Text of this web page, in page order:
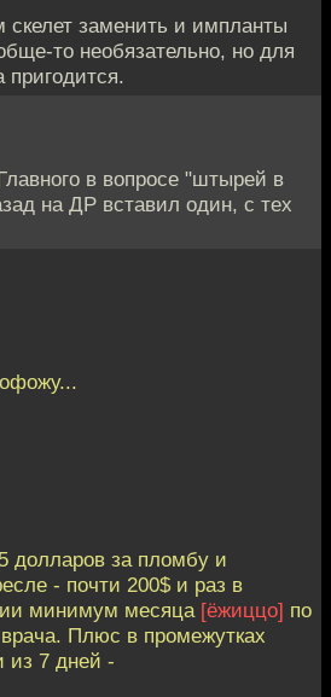
заменить и импланты
то необязательно, но для
пригодится.
в вопросе "штырей в
на ДР вставил один, с тех
долларов за пломбу и
- почти 200$ и раз в
минимум месяца [ёжиццо] по
Плюс в промежутках
из 7 дней -